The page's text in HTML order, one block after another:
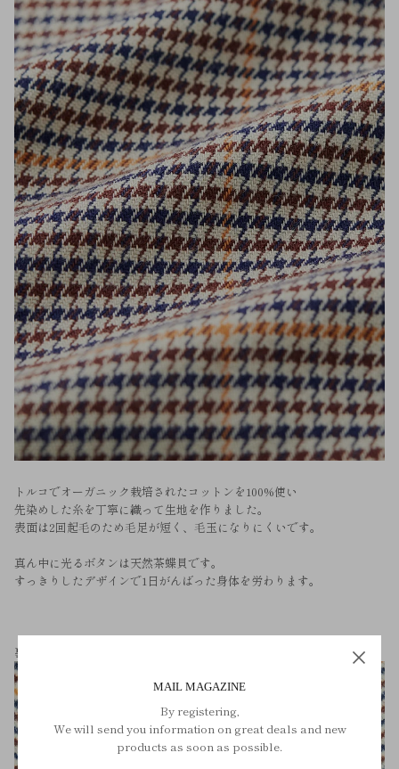
トルコでオーガニック栽培されたコットンを100%使い
先染めした糸を丁寧に織って生地を作りました。
表面は2回起毛のため毛足が短く、毛玉になりにくいです。
真ん中に光るボタンは天然茶蝶貝です。
すっきりしたデザインで1日がんばった身体を労わります。
裏面へのこだわり
MAIL MAGAZINE
By registering,
We will send you information on great deals and new
products as soon as possible.